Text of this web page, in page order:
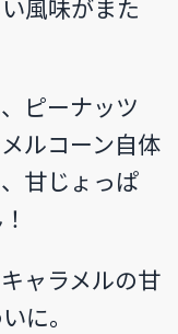
風味がまた
ピーナッツ
ルコーン自体
甘じょっぱ
ャラメルの甘
に。